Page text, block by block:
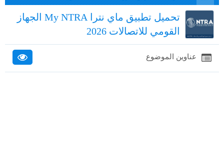
تحميل تطبيق ماي نترا My NTRA الجهاز
القومي للاتصالات 2026
عناوين الموضوع